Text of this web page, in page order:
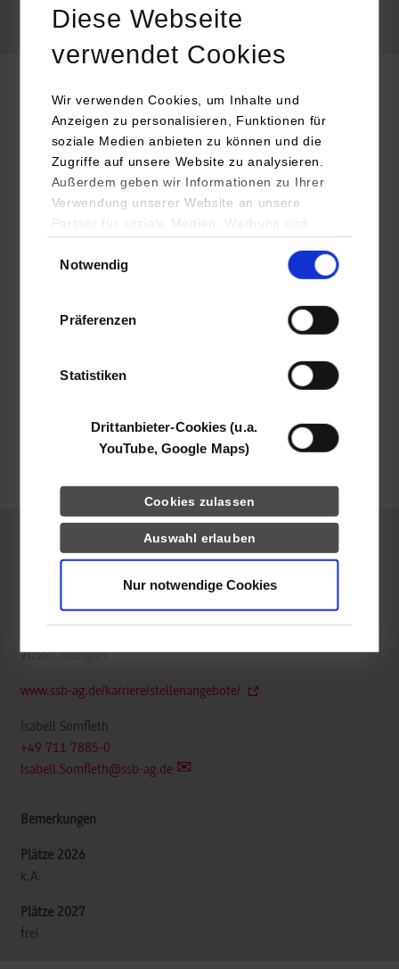
Diese Webseite
verwendet Cookies
Wir verwenden Cookies, um Inhalte und
Anzeigen zu personalisieren, Funktionen für
soziale Medien anbieten zu können und die
Zugriffe auf unsere Website zu analysieren.
Außerdem geben wir Informationen zu Ihrer
Verwendung unserer Website an unsere
Partner für soziale Medien, Werbung und
YouTube, Google Maps) führen diese
Daten zusammen, die Sie ihnen bereitgestellt
haben oder die sie im Rahmen Ihrer Nutzung
Notwendig
Präferenzen
Statistiken
Drittanbieter-Cookies (u.a.
YouTube, Google Maps)
Cookies zulassen
Auswahl erlauben
Nur notwendige Cookies
Elektrotechnik und Informationstechnik
Stuttgarter Straßenbahnen AG
Schockenriedstraße 50
70565 Stuttgart
www.ssb-ag.de/karriere/stellenangebote/
Madeleine Broch
Madeleine.Broch@ssb-ag.de
RSW / Accounting und Controlling
Stuttgarter Straßenbahnen AG
70565 Stuttgart
www.ssb-ag.de/karriere/stellenangebote/
Isabell Somfleth
+49 711 7885-0
Isabell.Somfleth@ssb-ag.de
k.A.
frei